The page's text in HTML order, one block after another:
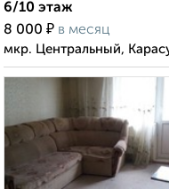
6/10 этаж
8 000 ₽ в месяц
мкр. Центральный,